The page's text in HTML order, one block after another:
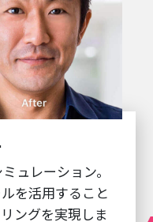
ュレーション。
を活用すること
ングを実現しま